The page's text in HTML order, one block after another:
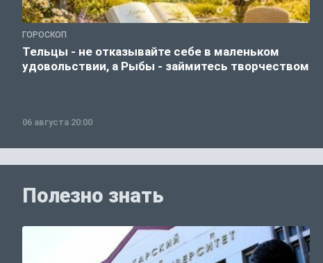
ГОРОСКОП
Тельцы - не отказывайте себе в маленьком
удовольствии, а Рыбы - займитесь творчеством
06 августа 20:00
Полезно знать